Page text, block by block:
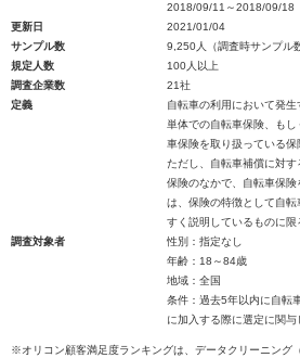
2018/09/11～2018/09/18
更新日
2021/01/04
サンプル数
9,250人（調査時サンプル
規定人数
100人以上
調査企業数
21社
定義
自転車の利用において発生
単体での自転車保険、も
車保険を取り扱っている
ただし、自転車補償に対
保険のなかで、自転車保
は、保険の特徴として自
すく説明しているものに限
調査対象者
性別：指定なし
年齢：18～84歳
地域：全国
条件：過去5年以内に自転
に加入する際に選定に関与
※オリコン顧客満足度ランキングは、データクリーニング